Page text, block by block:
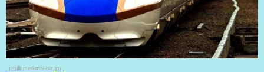
（出典 merkmal-biz.jp）